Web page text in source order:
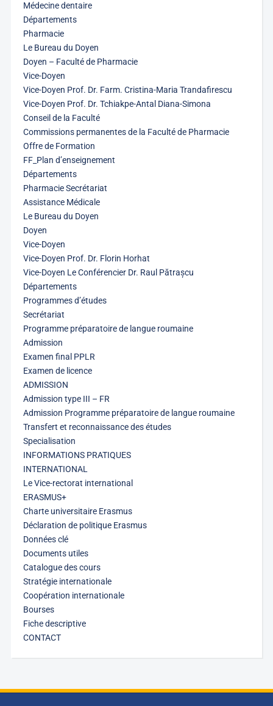
Médecine dentaire
Départements
Pharmacie
Le Bureau du Doyen
Doyen – Faculté de Pharmacie
Vice-Doyen
Vice-Doyen Prof. Dr. Farm. Cristina-Maria Trandafirescu
Vice-Doyen Prof. Dr. Tchiakpe-Antal Diana-Simona
Conseil de la Faculté
Commissions permanentes de la Faculté de Pharmacie
Offre de Formation
FF_Plan d’enseignement
Départements
Pharmacie Secrétariat
Assistance Médicale
Le Bureau du Doyen
Doyen
Vice-Doyen
Vice-Doyen Prof. Dr. Florin Horhat
Vice-Doyen Le Conférencier Dr. Raul Pătrașcu
Départements
Programmes d’études
Secrétariat
Programme préparatoire de langue roumaine
Admission
Examen final PPLR
Examen de licence
ADMISSION
Admission type III – FR
Admission Programme préparatoire de langue roumaine
Transfert et reconnaissance des études
Specialisation
INFORMATIONS PRATIQUES
INTERNATIONAL
Le Vice-rectorat international
ERASMUS+
Charte universitaire Erasmus
Déclaration de politique Erasmus
Données clé
Documents utiles
Catalogue des cours
Stratégie internationale
Coopération internationale
Bourses
Fiche descriptive
CONTACT